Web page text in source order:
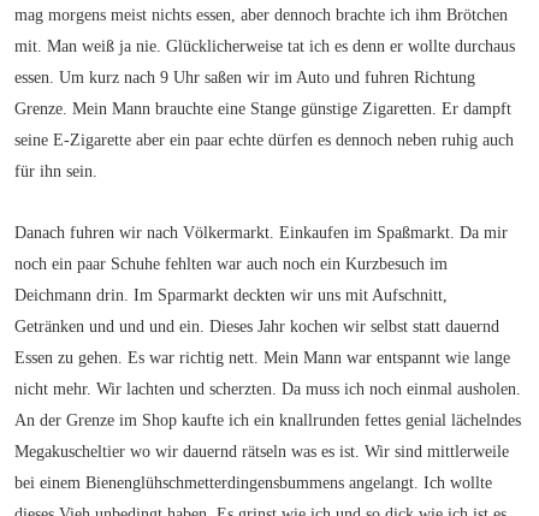
mag morgens meist nichts essen, aber dennoch brachte ich ihm Brötchen
mit. Man weiß ja nie. Glücklicherweise tat ich es denn er wollte durchaus
essen. Um kurz nach 9 Uhr saßen wir im Auto und fuhren Richtung
Grenze. Mein Mann brauchte eine Stange günstige Zigaretten. Er dampft
seine E-Zigarette aber ein paar echte dürfen es dennoch neben ruhig auch
für ihn sein.
Danach fuhren wir nach Völkermarkt. Einkaufen im Spaßmarkt. Da mir
noch ein paar Schuhe fehlten war auch noch ein Kurzbesuch im
Deichmann drin. Im Sparmarkt deckten wir uns mit Aufschnitt,
Getränken und und und ein. Dieses Jahr kochen wir selbst statt dauernd
Essen zu gehen. Es war richtig nett. Mein Mann war entspannt wie lange
nicht mehr. Wir lachten und scherzten. Da muss ich noch einmal ausholen.
An der Grenze im Shop kaufte ich ein knallrunden fettes genial lächelndes
Megakuscheltier wo wir dauernd rätseln was es ist. Wir sind mittlerweile
bei einem Bienenglühschmetterdingensbummens angelangt. Ich wollte